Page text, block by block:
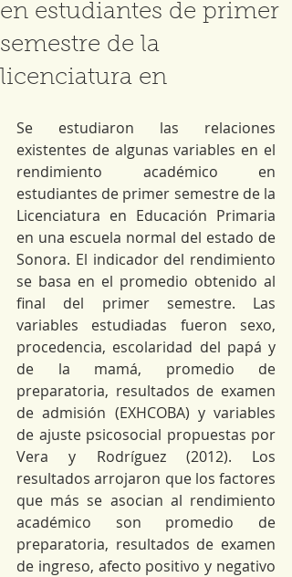
en estudiantes de primer
semestre de la
licenciatura en
Se estudiaron las relaciones
existentes de algunas variables en el
rendimiento académico en
estudiantes de primer semestre de la
Licenciatura en Educación Primaria
en una escuela normal del estado de
Sonora. El indicador del rendimiento
se basa en el promedio obtenido al
final del primer semestre. Las
variables estudiadas fueron sexo,
procedencia, escolaridad del papá y
de la mamá, promedio de
preparatoria, resultados de examen
de admisión (EXHCOBA) y variables
de ajuste psicosocial propuestas por
Vera y Rodríguez (2012). Los
resultados arrojaron que los factores
que más se asocian al rendimiento
académico son promedio de
preparatoria, resultados de examen
de ingreso, afecto positivo y negativo